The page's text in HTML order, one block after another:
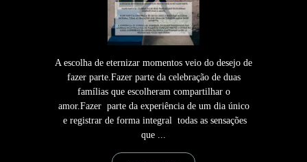
A escolha de eternizar momentos veio do desejo de
fazer parte.Fazer parte da celebração de duas
famílias que escolheram compartilhar o
amor.Fazer parte da experiência de um dia único
e registrar de forma integral todas as sensações
que ...